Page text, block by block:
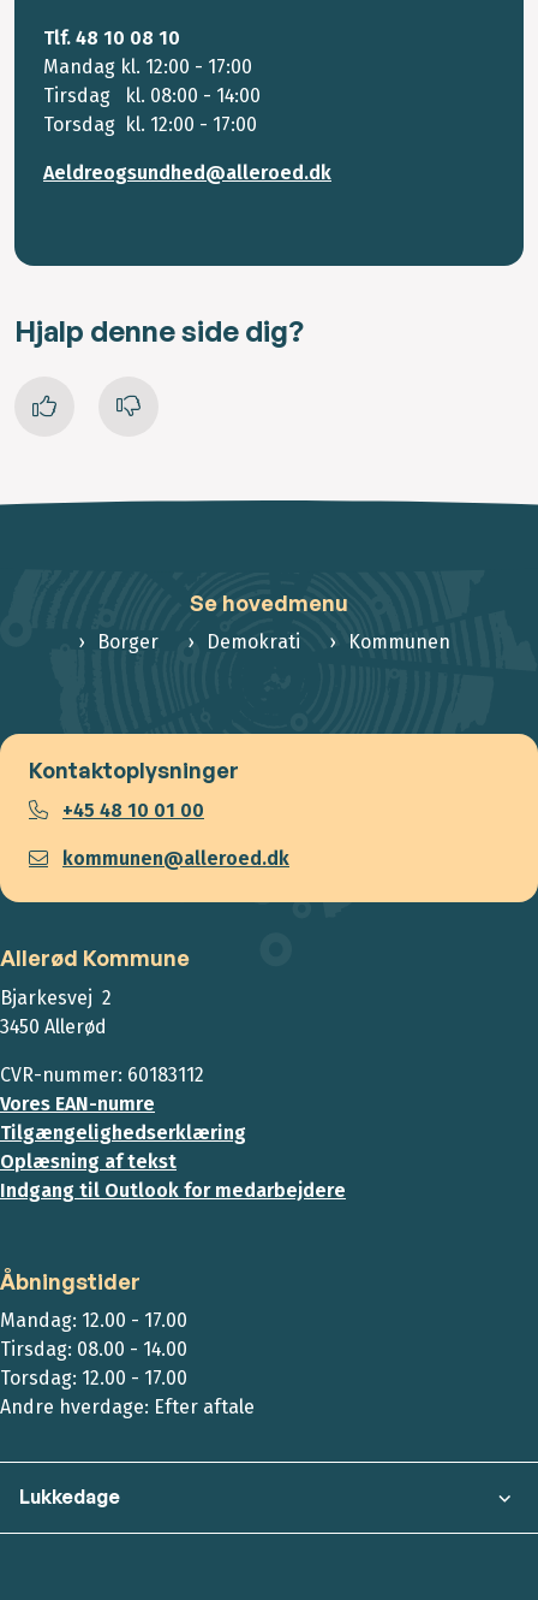
Tlf. 48 10 08 10
Mandag kl. 12:00 - 17:00
Tirsdag kl. 08:00 - 14:00
Torsdag kl. 12:00 - 17:00
Aeldreogsundhed@alleroed.dk
Hjalp denne side dig?
Se hovedmenu
Borger Demokrati Kommunen
Kontaktoplysninger
+45 48 10 01 00
kommunen@alleroed.dk
Allerød Kommune
Bjarkesvej 2
3450 Allerød
CVR-nummer: 60183112
Vores EAN-numre
Tilgængelighedserklæring
Oplæsning af tekst
Indgang til Outlook for medarbejdere
Åbningstider
Mandag: 12.00 - 17.00
Tirsdag: 08.00 - 14.00
Torsdag: 12.00 - 17.00
Andre hverdage: Efter aftale
Lukkedage